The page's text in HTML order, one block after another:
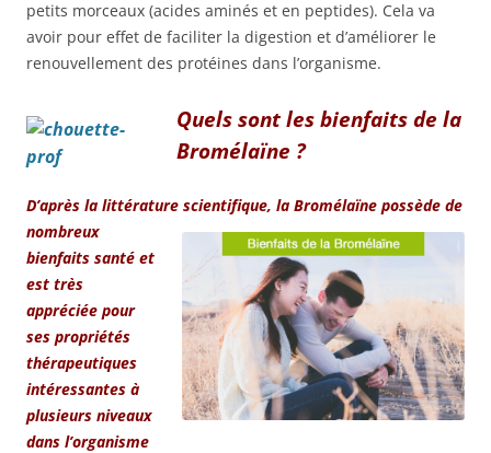
petits morceaux (acides aminés et en peptides). Cela va
avoir pour effet de faciliter la digestion et d’améliorer le
renouvellement des protéines dans l’organisme.
Quels sont les bienfaits de la
Bromélaïne ?
D’après la littérature scientifique, la Bromélaïne possède de
nombreux
bienfaits santé et
est très
appréciée pour
ses propriétés
thérapeutiques
intéressantes à
plusieurs niveaux
dans l’organisme